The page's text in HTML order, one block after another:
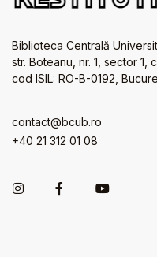
Biblioteca Centrală
str. Boteanu, nr. 1, sector 1,
cod ISIL: RO-B-0192,
contact@bcub.ro
+40 21 312 01 08